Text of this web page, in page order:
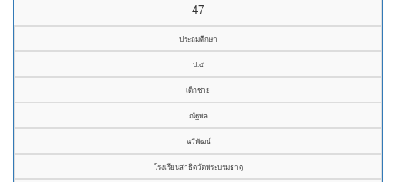
47
ประถมศึกษา
ป.๕
เด็กชาย
ณัฐพล
ฉวีพัฒน์
โรงเรียนสาธิตวัดพระบรมธาตุ